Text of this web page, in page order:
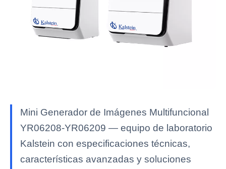
Mini Generador de Imágenes Multifuncional
YR06208-YR06209 — equipo de laboratorio
Kalstein con especificaciones técnicas,
características avanzadas y soluciones